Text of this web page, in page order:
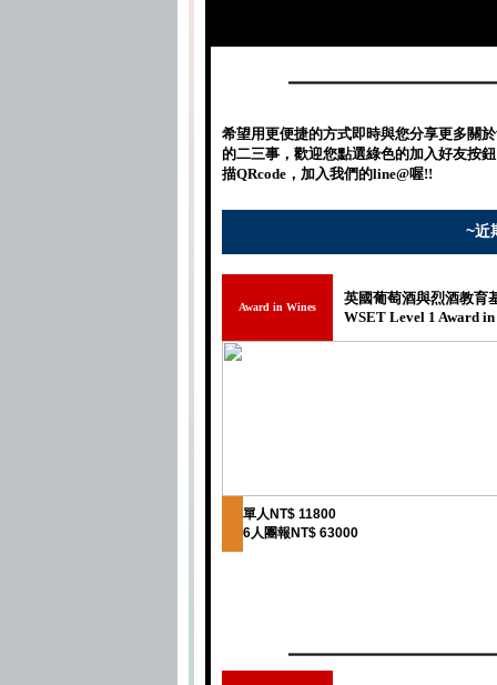
希望用更便捷的方式即時與您分享更多關
的二三事，歡迎您點選綠色的加入好友按
描QRcode，加入我們的line@喔!!
~近
Award in Wines
英國葡萄酒與烈酒教育
WSET Level 1 Award
單人NT$ 11800
6人團報NT$ 63000